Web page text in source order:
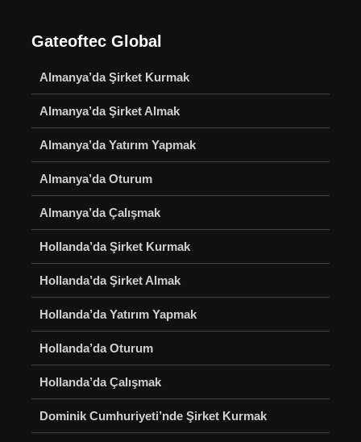
Gateoftec Global
Almanya’da Şirket Kurmak
Almanya’da Şirket Almak
Almanya’da Yatırım Yapmak
Almanya’da Oturum
Almanya’da Çalışmak
Hollanda’da Şirket Kurmak
Hollanda’da Şirket Almak
Hollanda’da Yatırım Yapmak
Hollanda’da Oturum
Hollanda’da Çalışmak
Dominik Cumhuriyeti’nde Şirket Kurmak